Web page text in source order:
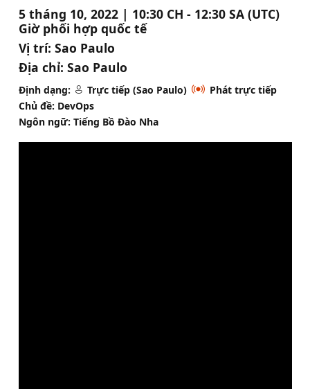
5 tháng 10, 2022 | 10:30 CH - 12:30 SA (UTC)
Giờ phối hợp quốc tế
Vị trí: Sao Paulo
Địa chỉ: Sao Paulo
Định dạng: Trực tiếp (Sao Paulo)
Phát trực tiếp
Chủ đề: DevOps
Ngôn ngữ: Tiếng Bồ Đào Nha